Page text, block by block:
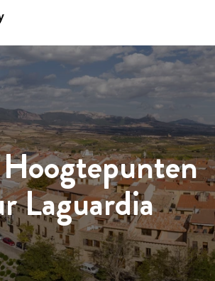
Laguardia